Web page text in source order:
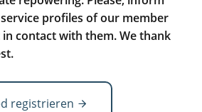
profiles of our member
contact with them. We thank
registrieren